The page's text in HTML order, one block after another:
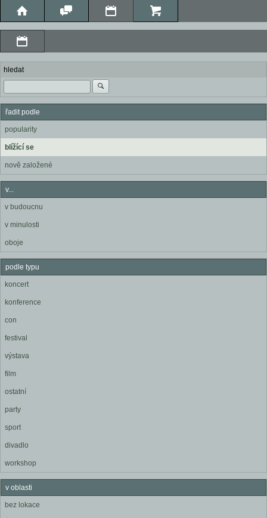
hledat
řadit podle
popularity
blížící se
nově založené
v...
v budoucnu
v minulosti
oboje
podle typu
koncert
konference
con
festival
výstava
film
ostatní
party
sport
divadlo
workshop
v oblasti
bez lokace